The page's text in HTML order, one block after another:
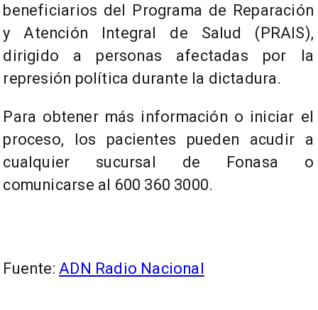
beneficiarios del Programa de Reparación
y Atención Integral de Salud (PRAIS),
dirigido a personas afectadas por la
represión política durante la dictadura.
Para obtener más información o iniciar el
proceso, los pacientes pueden acudir a
cualquier sucursal de Fonasa o
comunicarse al 600 360 3000.
Fuente: ADN Radio Nacional